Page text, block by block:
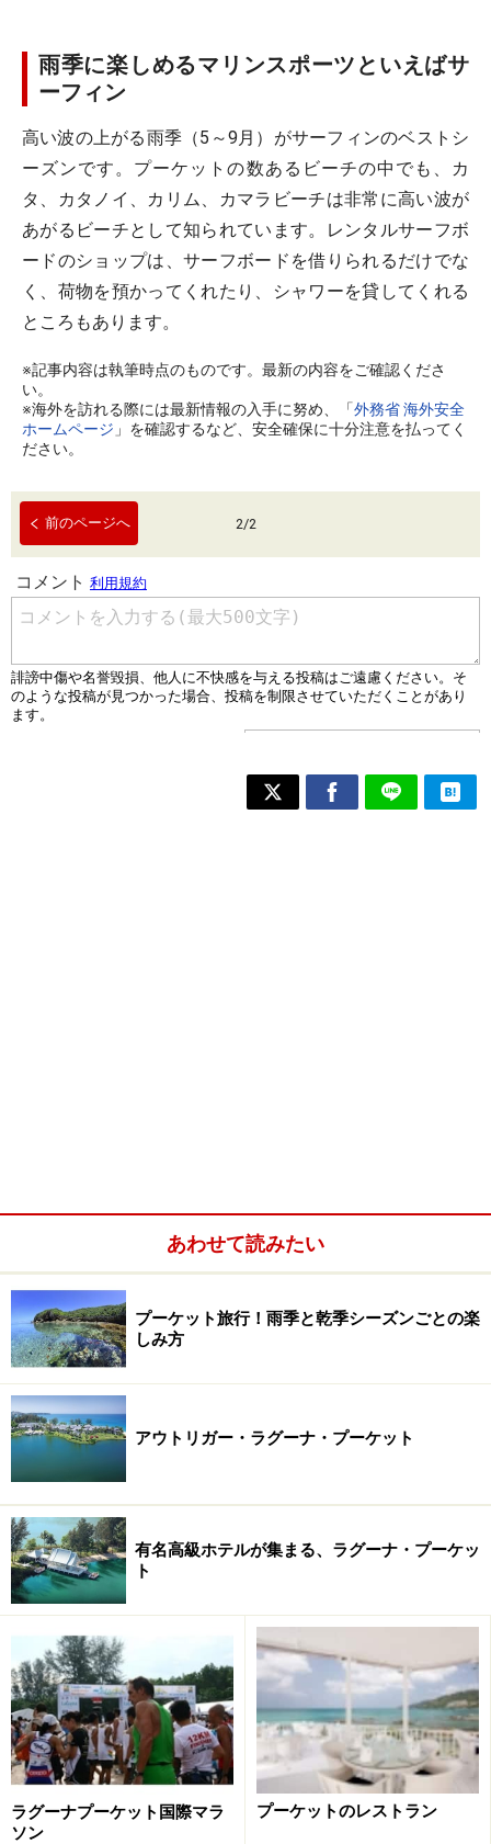
雨季に楽しめるマリンスポーツといえばサ
ーフィン
高い波の上がる雨季（5～9月）がサーフィンのベストシ
ーズンです。プーケットの数あるビーチの中でも、カ
タ、カタノイ、カリム、カマラビーチは非常に高い波が
あがるビーチとして知られています。レンタルサーフボ
ードのショップは、サーフボードを借りられるだけでな
く、荷物を預かってくれたり、シャワーを貸してくれる
ところもあります。
※記事内容は執筆時点のものです。最新の内容をご確認くださ
い。
※海外を訪れる際には最新情報の入手に努め、「外務省 海外安全
ホームページ 」を確認するなど、安全確保に十分注意を払ってく
ださい。
前のページへ 2/2
あわせて読みたい
プーケット旅行！雨季と乾季シーズンごとの楽
しみ方
アウトリガー・ラグーナ・プーケット
有名高級ホテルが集まる、ラグーナ・プーケッ
ト
ラグーナプーケット国際マラ
ソン
プーケットのレストラン